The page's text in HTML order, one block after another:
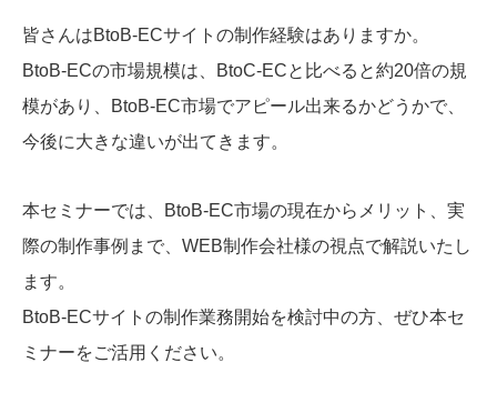
皆さんはBtoB-ECサイトの制作経験はありますか。
BtoB-ECの市場規模は、BtoC-ECと比べると約20倍の規
模があり、BtoB-EC市場でアピール出来るかどうかで、
今後に大きな違いが出てきます。
本セミナーでは、BtoB-EC市場の現在からメリット、実
際の制作事例まで、WEB制作会社様の視点で解説いたし
ます。
BtoB-ECサイトの制作業務開始を検討中の方、ぜひ本セ
ミナーをご活用ください。